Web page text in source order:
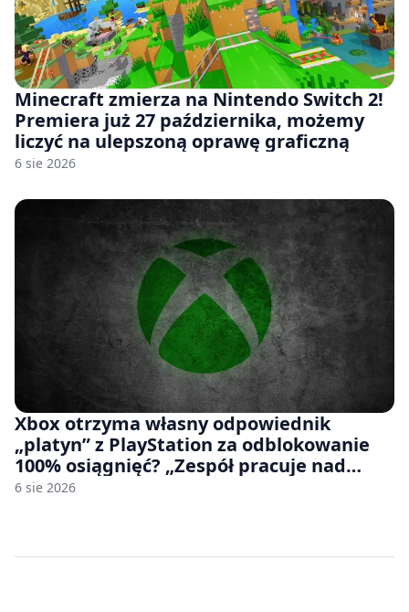
Minecraft zmierza na Nintendo Switch 2!
Premiera już 27 października, możemy
liczyć na ulepszoną oprawę graficzną
6 sie 2026
Xbox otrzyma własny odpowiednik
„platyn” z PlayStation za odblokowanie
100% osiągnięć? „Zespół pracuje nad
czymś, co ma się pojawić jeszcze w tym
6 sie 2026